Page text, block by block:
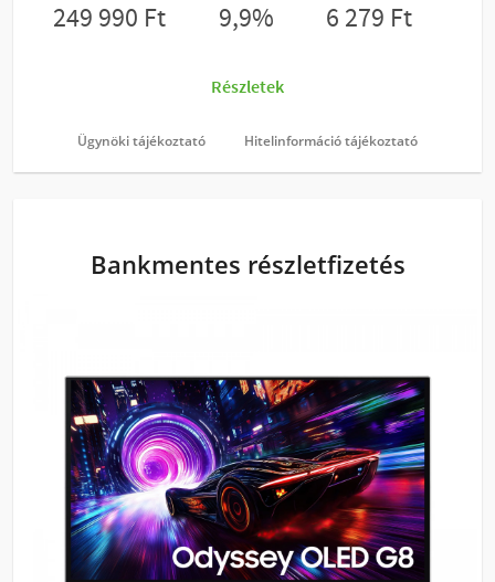
Ügynöki tájékoztató Hitelinformáció tájékoztató
Bankmentes részletfizetés